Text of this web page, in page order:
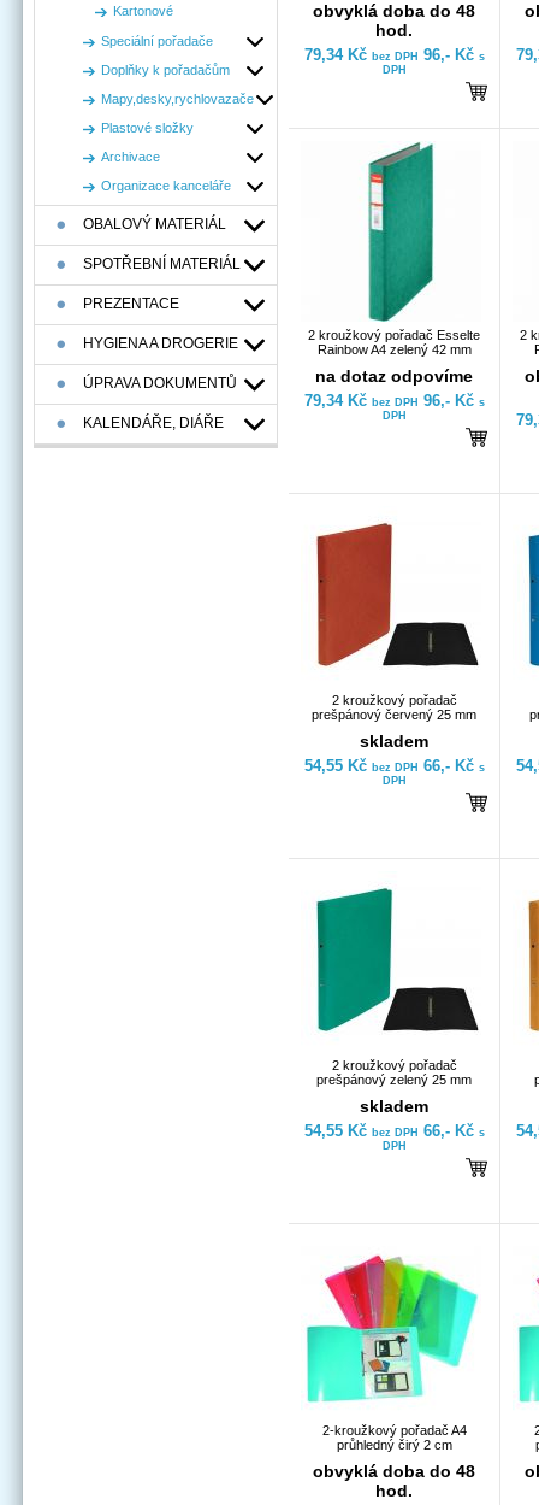
Kartonové
Speciální pořadače
Doplňky k pořadačům
Mapy,desky,rychlovazače
Plastové složky
Archivace
Organizace kanceláře
OBALOVÝ MATERIÁL
SPOTŘEBNÍ MATERIÁL
PREZENTACE
HYGIENA A DROGERIE
ÚPRAVA DOKUMENTŮ
KALENDÁŘE, DIÁŘE
obvyklá doba do 48
hod.
79,34 Kč bez DPH 96,- Kč s
DPH
2 kroužkový pořadač Esselte
Rainbow A4 zelený 42 mm
na dotaz odpovíme
79,34 Kč bez DPH 96,- Kč s
DPH
2
2 kroužkový pořadač
prešpánový červený 25 mm
skladem
54,55 Kč bez DPH 66,- Kč s
DPH
2 kroužkový pořadač
prešpánový zelený 25 mm
skladem
54,55 Kč bez DPH 66,- Kč s
DPH
2-kroužkový pořadač A4
průhledný čirý 2 cm
obvyklá doba do 48
hod.